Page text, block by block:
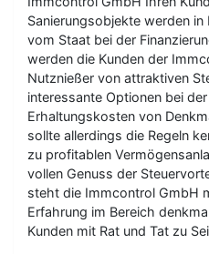
Sanierungsobjekte werden
vom Staat bei der
werden die Kunden der
Nutznießer von attraktiven
interessante Optionen bei
Erhaltungskosten von
sollte allerdings die Regeln
zu profitablen
vollen Genuss der
steht die Immcontrol GmbH
Erfahrung im Bereich
Kunden mit Rat und Tat zu